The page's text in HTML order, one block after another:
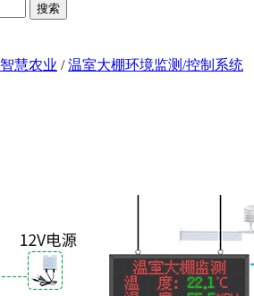
搜索
智慧农业 /温室大棚环境监测/控制系统